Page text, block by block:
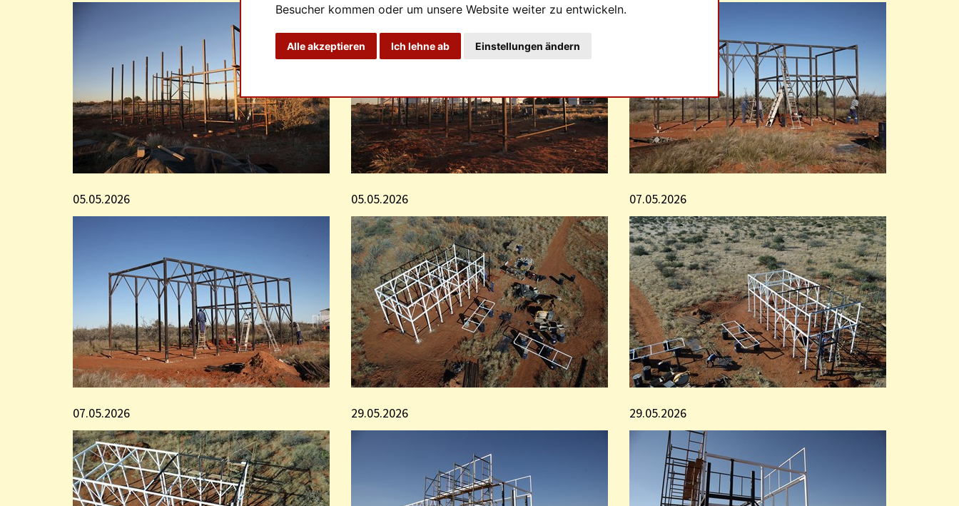
Besucher kommen oder um unsere Website weiter zu entwickeln.
Alle akzeptieren Ich lehne ab Einstellungen ändern
05.05.2026 05.05.2026 07.05.2026
07.05.2026 29.05.2026 29.05.2026